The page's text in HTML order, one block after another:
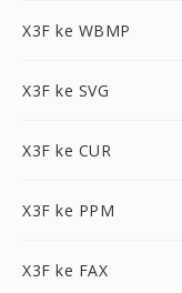
X3F ke WBMP
X3F ke SVG
X3F ke CUR
X3F ke PPM
X3F ke FAX